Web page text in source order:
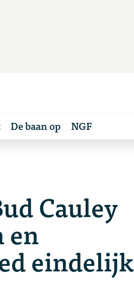
De baan op NGF
Cauley
en
eindelijk